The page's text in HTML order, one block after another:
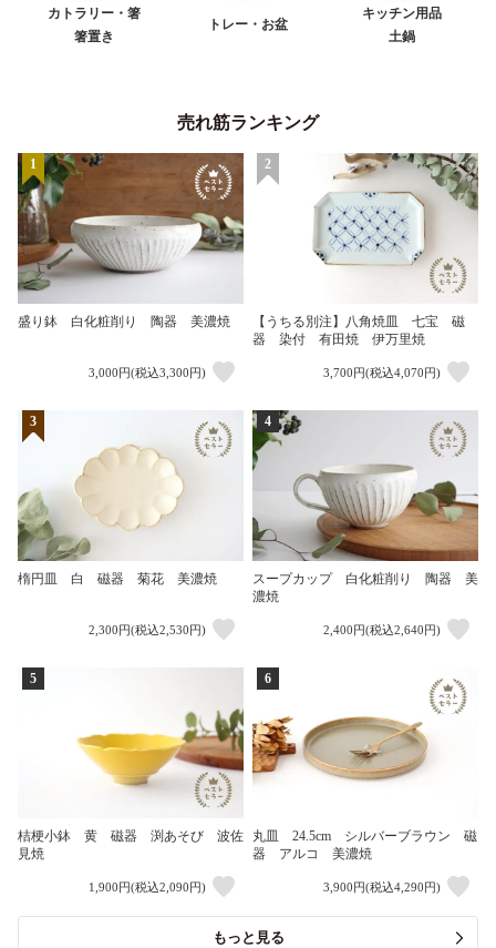
カトラリー・箸
箸置き
トレー・お盆
キッチン用品
土鍋
売れ筋ランキング
1
盛り鉢 白化粧削り 陶器 美濃焼
3,000円(税込3,300円)
2
【うちる別注】八角焼皿 七宝 磁
器 染付 有田焼 伊万里焼
3,700円(税込4,070円)
3
楕円皿 白 磁器 菊花 美濃焼
2,300円(税込2,530円)
4
スープカップ 白化粧削り 陶器 美
濃焼
2,400円(税込2,640円)
5
桔梗小鉢 黄 磁器 渕あそび 波佐
見焼
1,900円(税込2,090円)
6
丸皿 24.5cm シルバーブラウン 磁
器 アルコ 美濃焼
3,900円(税込4,290円)
もっと見る